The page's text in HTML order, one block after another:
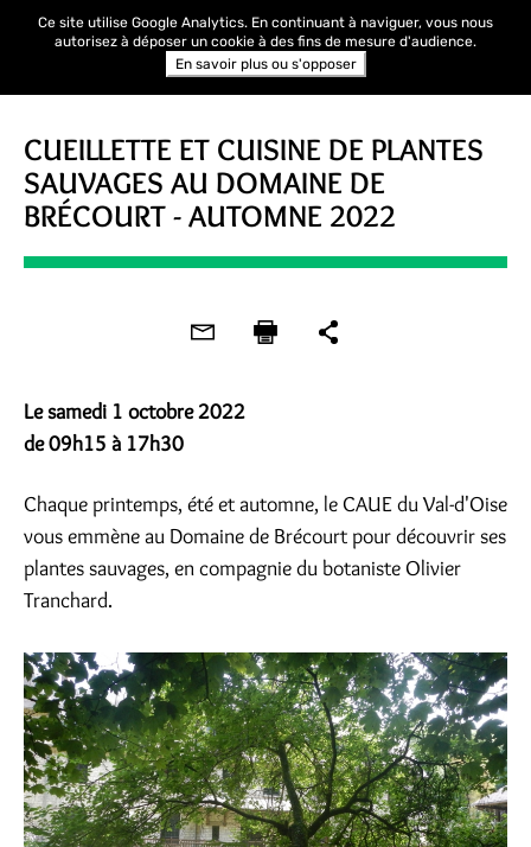
CUEILLETTE ET CUISINE DE PLANTES
SAUVAGES AU DOMAINE DE
BRÉCOURT - AUTOMNE 2022
Le samedi 1 octobre 2022
de 09h15 à 17h30
Chaque printemps, été et automne, le CAUE du Val-d'Oise
vous emmène au Domaine de Brécourt pour découvrir ses
plantes sauvages, en compagnie du botaniste Olivier
Tranchard.
Ce site utilise Google Analytics. En continuant à naviguer, vous nous
autorisez à déposer un cookie à des fins de mesure d'audience.
En savoir plus ou s'opposer